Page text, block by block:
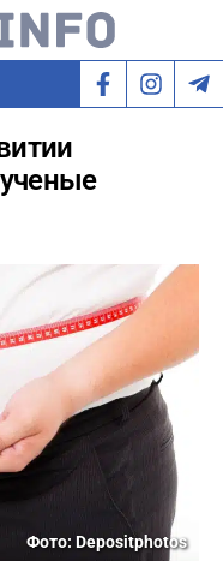
Фото: Depositphotos